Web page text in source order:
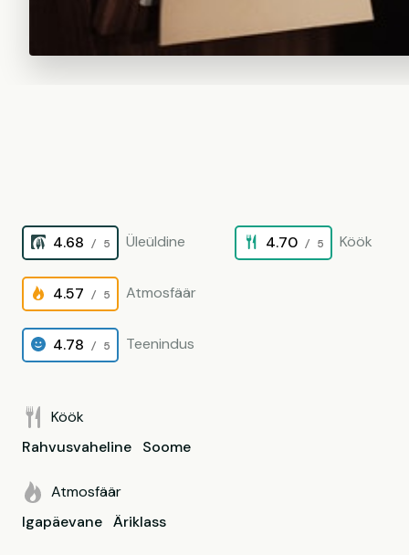
4.68 / 5 Üleüldine 4.70 / 5 Köök
4.57 / 5 Atmosfäär
4.78 / 5 Teenindus
Köök
Rahvusvaheline
Soome
Atmosfäär
Igapäevane Äriklass